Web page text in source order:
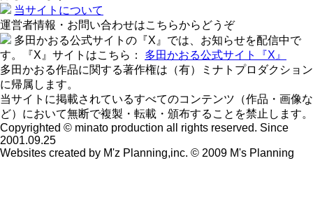
当サイトについて
運営者情報・お問い合わせはこちらからどうぞ
多田かおる公式サイトの『X』では、お知らせを配信中で
す。『X』サイトはこちら：
多田かおる公式サイト『X』
多田かおる作品に関する著作権は（有）ミナトプロダクション
に帰属します。
当サイトに掲載されているすべてのコンテンツ（作品・画像な
ど）において無断で複製・転載・頒布することを禁止します。
Copyrighted © minato production all rights reserved. Since
2001.09.25
Websites created by M'z Planning,inc. © 2009 M's Planning